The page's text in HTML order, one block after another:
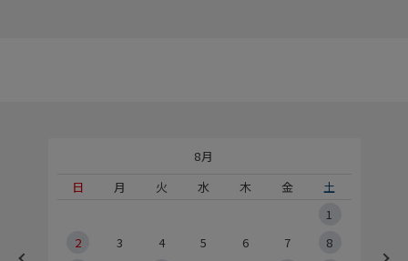
8月
日
月 火 水 木 金
土
1
2
3 4 5 6 7
8